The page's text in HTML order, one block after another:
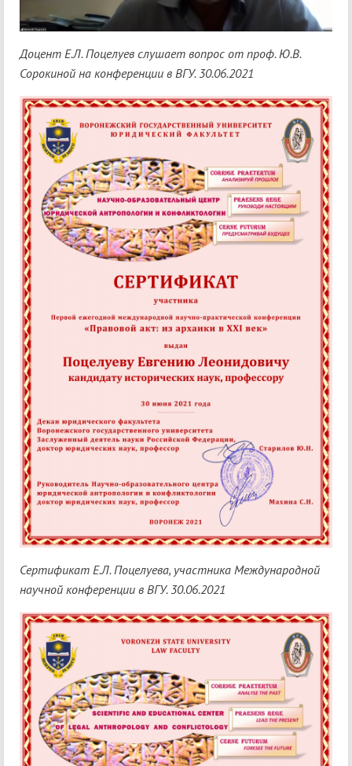
Доцент Е.Л. Поцелуев слушает вопрос от проф. Ю.В.
Сорокиной на конференции в ВГУ. 30.06.2021
Сертификат Е.Л. Поцелуева, участника Международной
научной конференции в ВГУ. 30.06.2021